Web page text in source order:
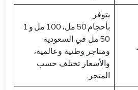
يتوفر
بأحجام 50 مل، 100 مل و 1
50 مل في السعودية
ومتاجر وطنية وعالمية،
والأسعار تختلف حسب
المتجر.